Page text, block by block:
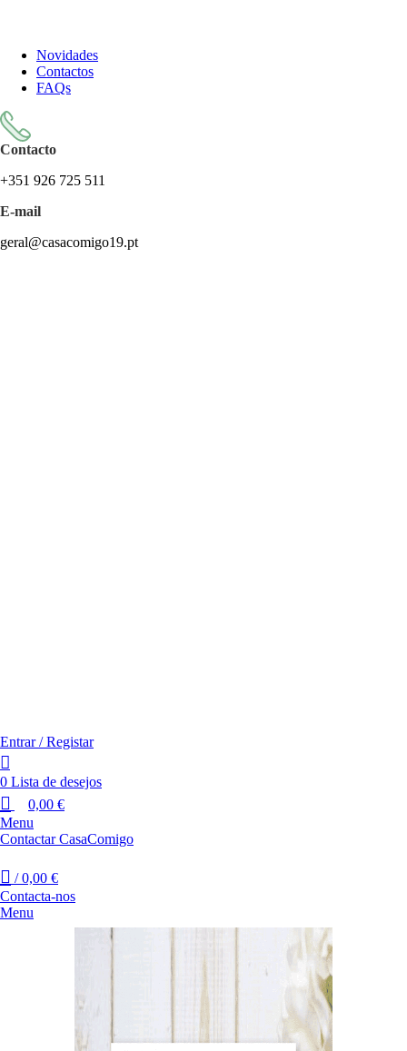
Novidades
Contactos
FAQs
Contacto
+351 926 725 511
E-mail
geral@casacomigo19.pt
Entrar / Registar
0 Lista de desejos
0,00 €
Menu
Contactar CasaComigo
/ 0,00 €
Contacta-nos
Menu